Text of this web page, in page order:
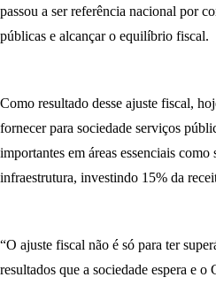
passou a ser referência nacional por
públicas e alcançar o equilíbrio fiscal.
Como resultado desse ajuste fiscal,
fornecer para sociedade serviços
importantes em áreas essenciais como
infraestrutura, investindo 15% da
“O ajuste fiscal não é só para ter
resultados que a sociedade espera e